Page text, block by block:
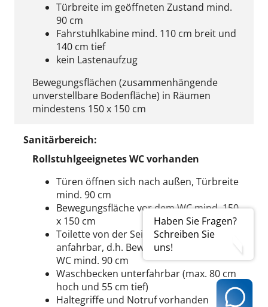
Haben Sie Fragen?
Schreiben Sie
uns!
Türbreite im geöffneten Zustand mind.
90 cm
Fahrstuhlkabine mind. 110 cm breit und
140 cm tief
kein Lastenaufzug
Bewegungsflächen (zusammenhängende
unverstellbare Bodenfläche) in Räumen
mindestens 150 x 150 cm
Sanitärbereich:
Rollstuhlgeeignetes WC vorhanden
Türen öffnen sich nach außen, Türbreite
mind. 90 cm
Bewegungsfläche vor dem WC mind. 150
x 150 cm
Toilette von der Seite mit Rollstuhl
anfahrbar, d.h. Bewegungsraum neben
WC mind. 90 cm
Waschbecken unterfahrbar (max. 80 cm
hoch und 55 cm tief)
Haltegriffe und Notruf vorhanden